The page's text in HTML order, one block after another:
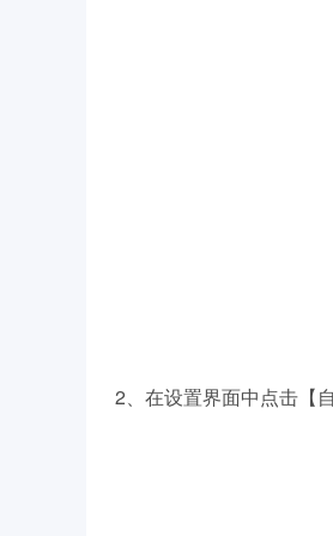
2、在设置界面中点击【